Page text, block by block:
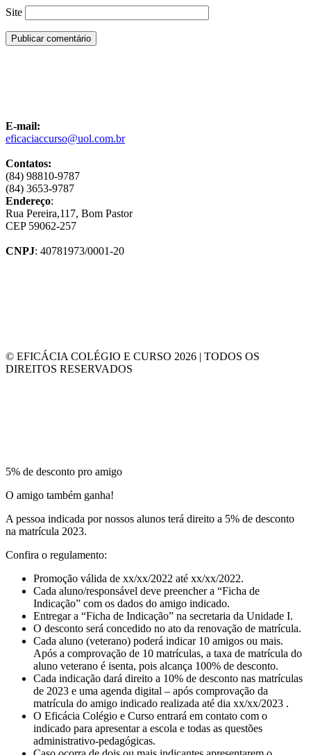
Site
E-mail:
eficaciaccurso@uol.com.br
Contatos:
(84) 98810-9787
(84) 3653-9787
Endereço:
Rua Pereira,117, Bom Pastor
CEP 59062-257
CNPJ: 40781973/0001-20
© EFICÁCIA COLÉGIO E CURSO 2026 | TODOS OS
DIREITOS RESERVADOS
5% de desconto pro amigo
O amigo também ganha!
A pessoa indicada por nossos alunos terá direito a 5% de desconto
na matrícula 2023.
Confira o regulamento:
Promoção válida de xx/xx/2022 até xx/xx/2022.
Cada aluno/responsável deve preencher a “Ficha de
Indicação” com os dados do amigo indicado.
Entregar a “Ficha de Indicação” na secretaria da Unidade I.
O desconto será concedido no ato da renovação de matrícula.
Cada aluno (veterano) poderá indicar 10 amigos ou mais.
Após a comprovação de 10 matrículas, a taxa de matrícula do
aluno veterano é isenta, pois alcança 100% de desconto.
Cada indicação dará direito a 10% de desconto nas matrículas
de 2023 e uma agenda digital – após comprovação da
matrícula do amigo indicado realizada até dia xx/xx/2023 .
O Eficácia Colégio e Curso entrará em contato com o
indicado para apresentar a escola e todas as questões
administrativo-pedagógicas.